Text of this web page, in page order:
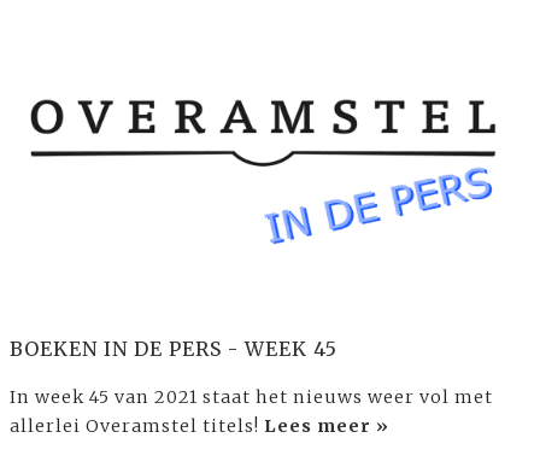
BOEKEN IN DE PERS - WEEK 45
In week 45 van 2021 staat het nieuws weer vol met
allerlei Overamstel titels! Lees meer »